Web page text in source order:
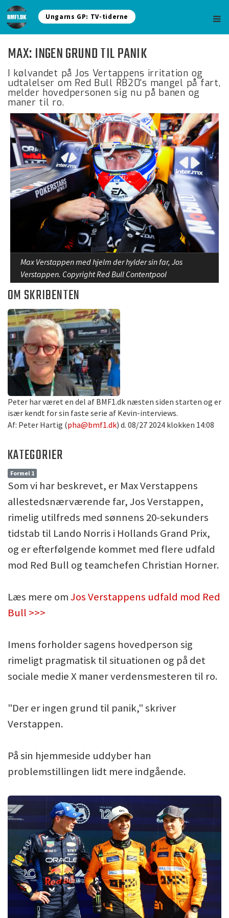
Ungarns GP: TV-tiderne
MAX: INGEN GRUND TIL PANIK
I kølvandet på Jos Vertappens irritation og
udtalelser om Red Bull RB20's mangel på fart,
melder hovedpersonen sig nu på banen og
maner til ro.
Max Verstappen med hjelm der hylder sin far, Jos
Verstappen. Copyright Red Bull Contentpool
OM SKRIBENTEN
Peter har været en del af BMF1.dk næsten siden starten og er
især kendt for sin faste serie af Kevin-interviews.
Af: Peter Hartig (pha@bmf1.dk) d. 08/27 2024 klokken 14:08
KATEGORIER
Formel 1
Som vi har beskrevet, er Max Verstappens
allestedsnærværende far, Jos Verstappen,
rimelig utilfreds med sønnens 20-sekunders
tidstab til Lando Norris i Hollands Grand Prix,
og er efterfølgende kommet med flere udfald
mod Red Bull og teamchefen Christian Horner.
Læs mere omJos Verstappens udfald mod Red
Bull >>>
Imens forholder sagens hovedperson sig
rimeligt pragmatisk til situationen og på det
sociale medie X maner verdensmesteren til ro.
"Der er ingen grund til panik," skriver
Verstappen.
På sin hjemmeside uddyber han
problemstillingen lidt mere indgående.